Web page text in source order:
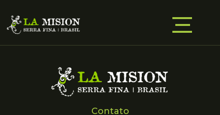
Contato